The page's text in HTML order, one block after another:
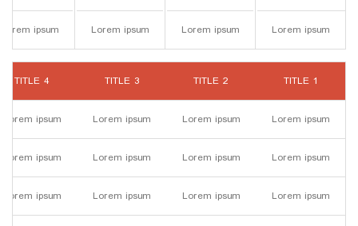
Lorem ipsum
Lorem ipsum
Lorem ipsum
Lorem ipsum
TITLE 1
TITLE 2
TITLE 3
TITLE 4
Lorem ipsum
Lorem ipsum
Lorem ipsum
Lorem ipsum
Lorem ipsum
Lorem ipsum
Lorem ipsum
Lorem ipsum
Lorem ipsum
Lorem ipsum
Lorem ipsum
Lorem ipsum